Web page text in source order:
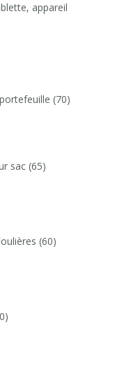
appareil
(70)
sac (65)
(60)